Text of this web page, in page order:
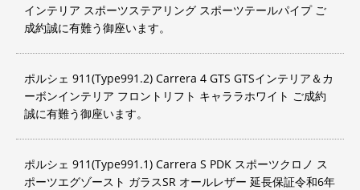
インテリア スポーツステアリング スポーツテールパイプ ご
成約誠に有難う御座います。
ポルシェ 911(Type991.2) Carrera 4 GTS GTSインテリア＆カ
ーボンインテリア フロントリフト キャララホワイト ご成約
誠に有難う御座います。
ポルシェ 911(Type991.1) Carrera S PDK スポーツクロノ ス
ポーツエグゾースト ガラスSR オールレザー 延長保証令和6年